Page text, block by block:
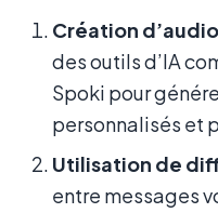
Création
des outils d’IA
Spoki pour
personnalisés et
Utilisation de
entre messages